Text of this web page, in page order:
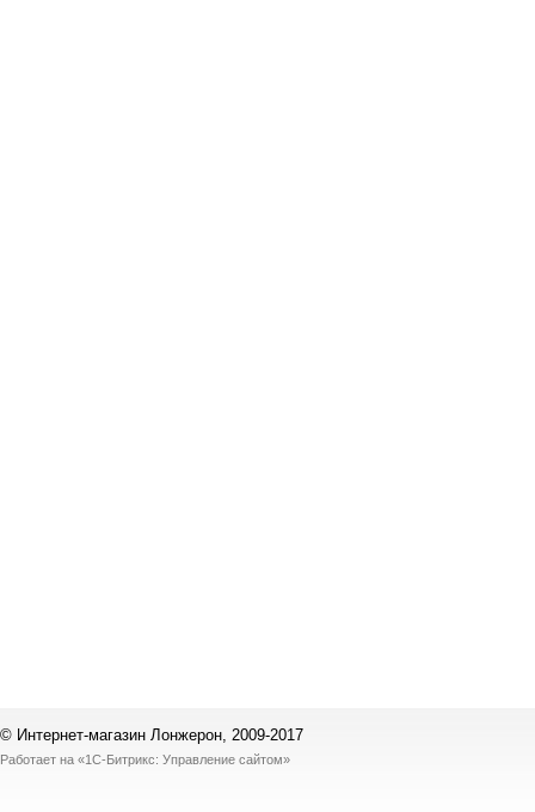
© Интернет-магазин Лонжерон, 2009-2017
Работает на «1С-Битрикс: Управление сайтом»